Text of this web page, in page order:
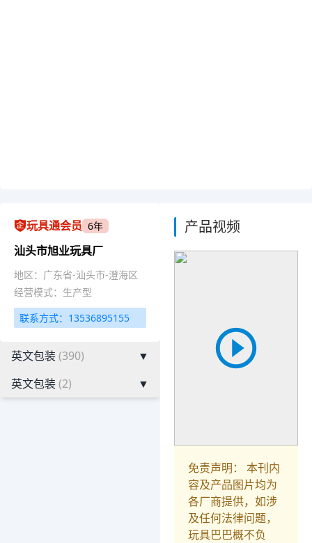
玩具通会员 6年
汕头市旭业玩具厂
地区：广东省-汕头市-澄海区
经营模式：生产型
联系方式：13536895155
英文包装(390)
▼
英文包装(2) ▼
产品视频
免责声明： 本刊内
容及产品图片均为
各厂商提供，如涉
及任何法律问题，
玩具巴巴概不负